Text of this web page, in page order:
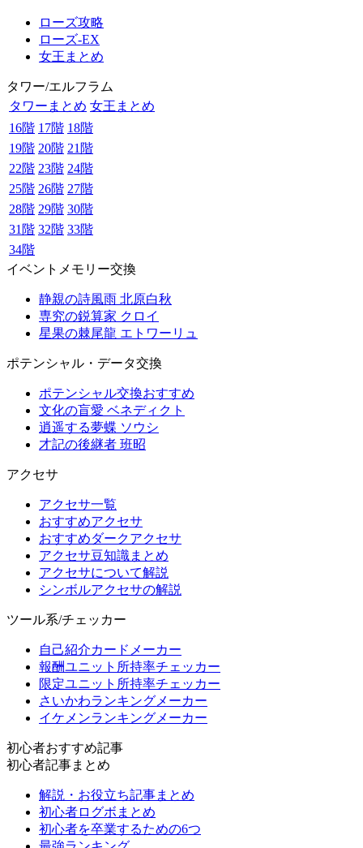
ローズ攻略
ローズ-EX
女王まとめ
タワー/エルフラム
タワーまとめ 女王まとめ
16階 17階 18階
19階 20階 21階
22階 23階 24階
25階 26階 27階
28階 29階 30階
31階 32階 33階
34階
イベントメモリー交換
静親の詩風雨 北原白秋
専究の鋭算家 クロイ
星果の棘尾龍 エトワーリュ
ポテンシャル・データ交換
ポテンシャル交換おすすめ
文化の盲愛 ベネディクト
逍遥する夢蝶 ソウシ
才記の後継者 班昭
アクセサ
アクセサ一覧
おすすめアクセサ
おすすめダークアクセサ
アクセサ豆知識まとめ
アクセサについて解説
シンボルアクセサの解説
ツール系/チェッカー
自己紹介カードメーカー
報酬ユニット所持率チェッカー
限定ユニット所持率チェッカー
さいかわランキングメーカー
イケメンランキングメーカー
初心者おすすめ記事
初心者記事まとめ
解説・お役立ち記事まとめ
初心者ログボまとめ
初心者を卒業するための6つ